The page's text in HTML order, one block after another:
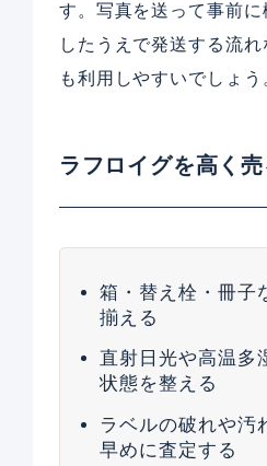
す。写真を送って事前
したうえで発送する流
も利用しやすいでしょう
ラフロイグを高く
箱・替え栓・冊子
揃える
直射日光や高温多
状態を整える
ラベルの破れや汚
早めに査定する